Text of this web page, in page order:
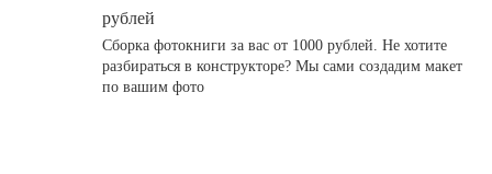
рублей
Сборка фотокниги за вас от 1000 рублей. Не хотите
разбираться в конструкторе? Мы сами создадим макет
по вашим фото